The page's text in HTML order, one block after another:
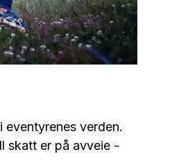
verden.
skatt er på avveie -